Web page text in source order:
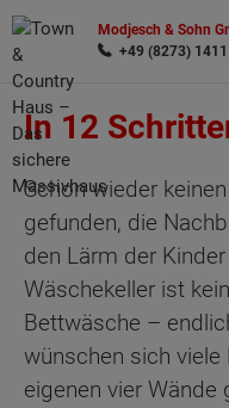
Modjesch & Sohn
+49 (8273) 1411
In 12
Schon wieder
gefunden, die
den Lärm der
Wäschekeller ist
Bettwäsche –
wünschen sich viele
eigenen vier Wände
Wonach möchten